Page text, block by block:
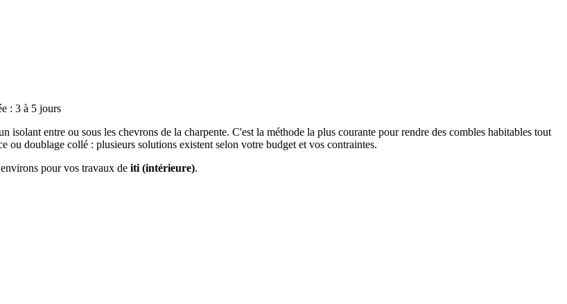
: 3 à 5 jours
entre ou sous les chevrons de la charpente. C'est la méthode la plus courante pour rendre des combles habitables tout
doublage collé : plusieurs solutions existent selon votre budget et vos contraintes.
pour vos travaux de iti (intérieure).